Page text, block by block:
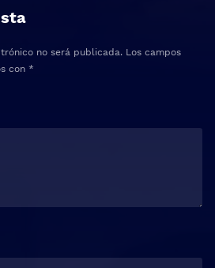
no será publicada. Los campos
con *